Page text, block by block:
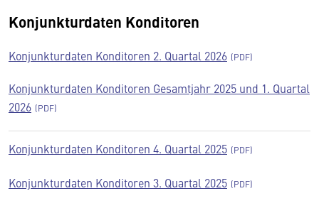
Konjunkturdaten Konditoren
Konjunkturdaten Konditoren 2. Quartal 2026
Konjunkturdaten Konditoren Gesamtjahr 2025 und 1. Quartal
2026
Konjunkturdaten Konditoren 4. Quartal 2025
Konjunkturdaten Konditoren 3. Quartal 2025